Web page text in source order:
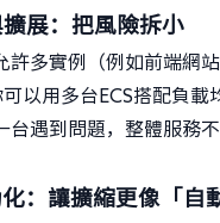
展：把風險拆小
許多實例（例如前端網
以用多台ECS搭配負載
台遇到問題，整體服務
：讓擴縮更像「自